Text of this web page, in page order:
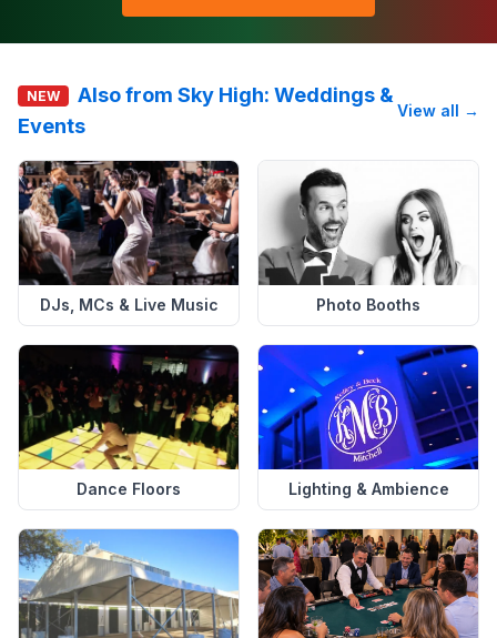
NEW
Also from Sky High: Weddings &
Events
View all →
DJs, MCs & Live Music Photo Booths
Dance Floors Lighting & Ambience